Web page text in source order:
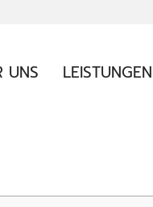
UNS LEISTUNGEN